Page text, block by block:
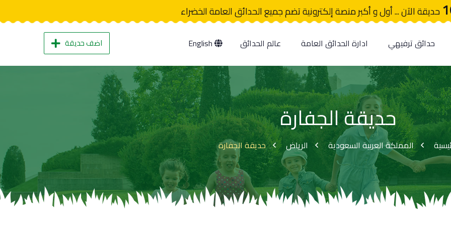
حديقة الآن ... أول و أكبر منصة إلكترونية تضم جميع الحدائق العامة الخضراء
حدائق ترفيهي ادارة الحدائق العامة عالم الحدائق اضف حديقة
حديقة الجفارة
المملكة العربية السعودية الرياض حديقة الجفارة